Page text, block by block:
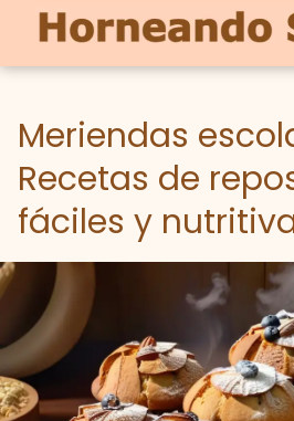
Meriendas
Recetas de
fáciles y